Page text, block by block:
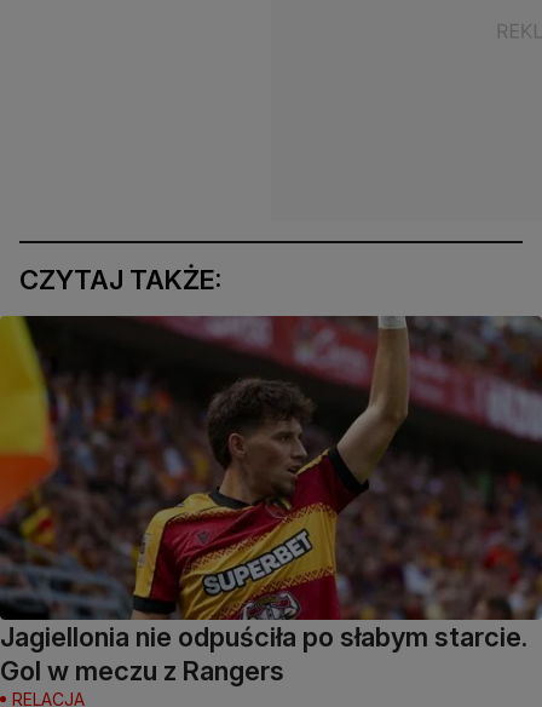
CZYTAJ TAKŻE:
Jagiellonia nie odpuściła po słabym starcie.
Gol w meczu z Rangers
RELACJA